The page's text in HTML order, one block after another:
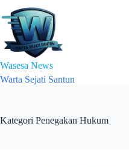
to
content
Wasesa News
Warta Sejati Santun
Kategori Penegakan Hukum